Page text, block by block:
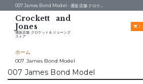
通販店舗 クロケット＆ジョーンズ
ストア
007 James Bond Model -通販店舗 クロケット＆ジョーンズストア
ホーム
007 James Bond Model
007 James Bond Model